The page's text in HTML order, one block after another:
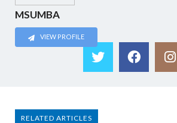
MSUMBA
VIEW PROFILE
RELATED ARTICLES